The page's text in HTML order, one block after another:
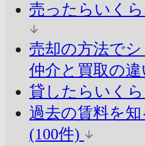
売ったらいくら
売却の方法で
仲介と買取の
貸したらいくら
過去の賃料を知
(100件)